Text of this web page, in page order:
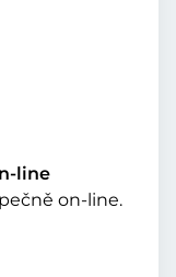
line
on-line.